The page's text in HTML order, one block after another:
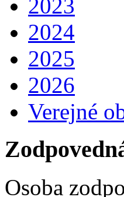
2023
2024
2025
2026
Verejné
Osoba